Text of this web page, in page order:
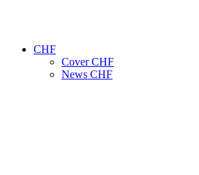
CHF
Cover CHF
News CHF